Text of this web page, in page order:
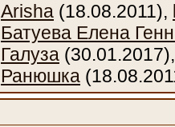
Arisha (18.08.2011),
Батуева Елена
Галуза
Ранюшка